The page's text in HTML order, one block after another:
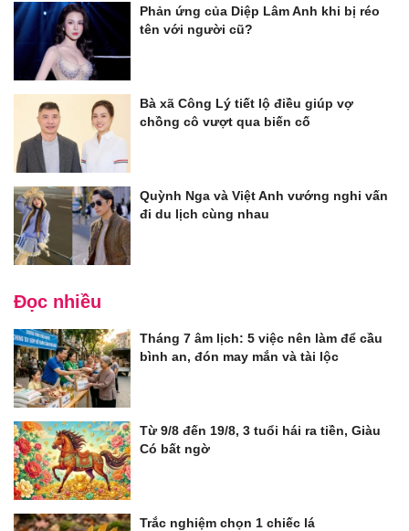
Phản ứng của Diệp Lâm Anh khi bị réo
tên với người cũ?
Bà xã Công Lý tiết lộ điều giúp vợ
chồng cô vượt qua biến cố
Quỳnh Nga và Việt Anh vướng nghi vấn
đi du lịch cùng nhau
Đọc nhiều
Tháng 7 âm lịch: 5 việc nên làm để cầu
bình an, đón may mắn và tài lộc
Từ 9/8 đến 19/8, 3 tuổi hái ra tiền, Giàu
Có bất ngờ
Trắc nghiệm chọn 1 chiếc lá